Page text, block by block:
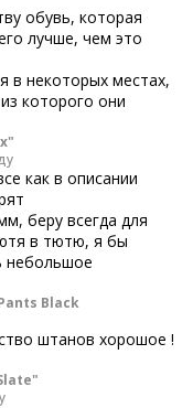
обувь, которая
лучше, чем это
в некоторых местах,
которого они
как в описании
беру всегда для
в тютю, я бы
небольшое
Black
штанов хорошое !